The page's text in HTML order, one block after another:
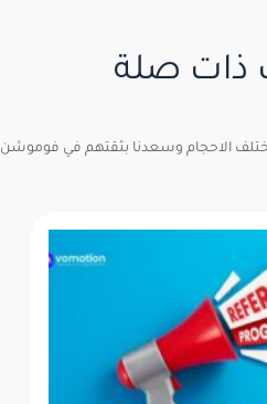
ذات صلة
الاحجام وسعدنا بثقتهم في فوموشن